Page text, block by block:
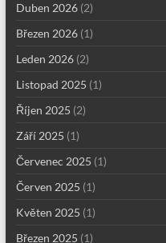
Duben 2026(2)
Březen 2026(1)
Leden 2026(2)
Listopad 2025 (1)
Říjen 2025 (2)
Září 2025 (1)
Červenec 2025 (1)
Červen 2025 (1)
Květen 2025 (1)
Březen 2025 (1)